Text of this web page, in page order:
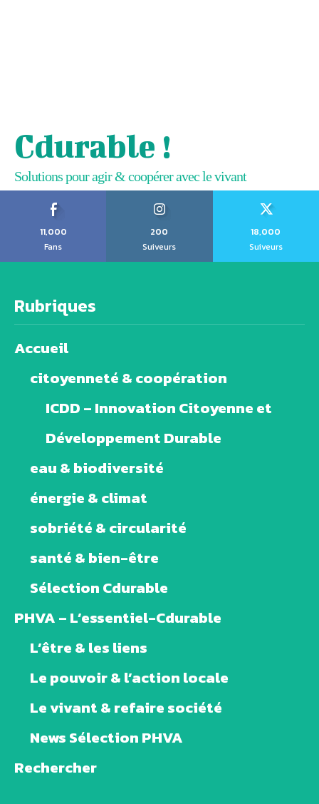
Cdurable !
Solutions pour agir & coopérer avec le vivant
11,000
Fans
200
Suiveurs
18,000
Suiveurs
Rubriques
Accueil
citoyenneté & coopération
ICDD – Innovation Citoyenne et
Développement Durable
eau & biodiversité
énergie & climat
sobriété & circularité
santé & bien-être
Sélection Cdurable
PHVA – L’essentiel-Cdurable
L’être & les liens
Le pouvoir & l’action locale
Le vivant & refaire société
News Sélection PHVA
Rechercher